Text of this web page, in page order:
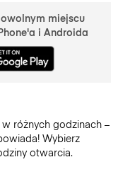
miejscu
i Androida
różnych godzinach –
Wybierz
otwarcia.